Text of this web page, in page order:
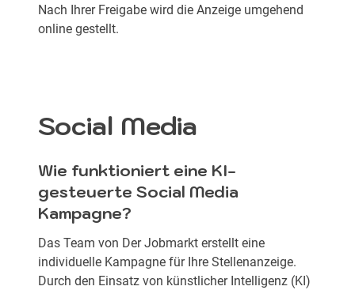
Nach Ihrer Freigabe wird die Anzeige umgehend
online gestellt.
Social Media
Wie funktioniert eine KI-
gesteuerte Social Media
Kampagne?
Das Team von Der Jobmarkt erstellt eine
individuelle Kampagne für Ihre Stellenanzeige.
Durch den Einsatz von künstlicher Intelligenz (KI)